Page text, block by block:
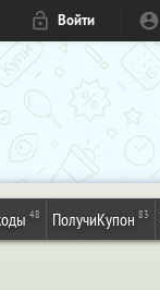
Войти
48 ПолучиКупон 83